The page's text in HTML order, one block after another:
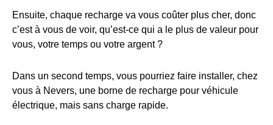
Ensuite, chaque recharge va vous coûter plus cher, donc
c’est à vous de voir, qu’est-ce qui a le plus de valeur pour
vous, votre temps ou votre argent ?
Dans un second temps, vous pourriez faire installer, chez
vous à Nevers, une borne de recharge pour véhicule
électrique, mais sans charge rapide.